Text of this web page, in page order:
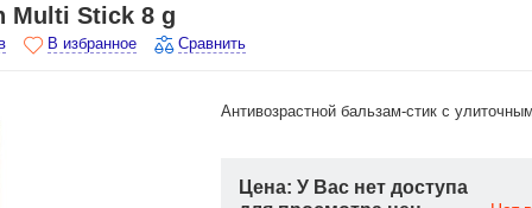
Multi Stick 8 g
В избранное Сравнить
Антивозрастной бальзам-стик с
Цена: У Вас нет доступа